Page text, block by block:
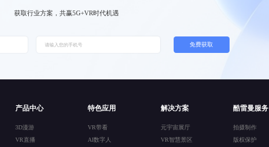
获取行业方案，共赢5G+VR时代机遇
免费获取
产品中心
3D漫游
VR直播
特色应用
VR带看
AI数字人
解决方案
元宇宙展厅
VR智慧景区
酷雷曼服务
拍摄制作
版权保护